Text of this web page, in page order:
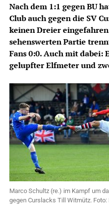
Nach dem 1:1 gegen BU
Club auch gegen die SV
keinen Dreier
sehenswerten Partie
Fans 0:0. Auch mit dabei:
gelupfter Elfmeter und
Marco Schultz (re.) im Kampf um
gegen Curslacks Till Witmütz. Foto: